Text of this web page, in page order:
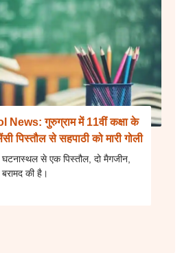
गुरुग्राम में 11वीं कक्षा के
पिस्तौल से सहपाठी को मारी गोली
घटनास्थल से एक पिस्तौल, दो मैगजीन,
की है।